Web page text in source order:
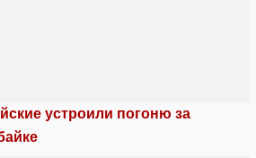
устроили погоню за